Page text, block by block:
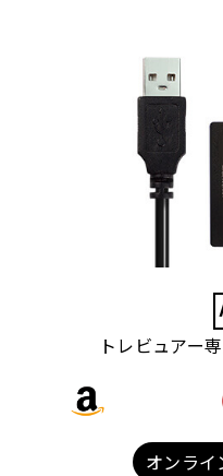
トレビュアー
オンライ